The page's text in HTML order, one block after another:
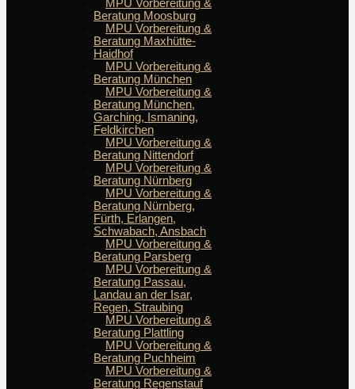
MPU Vorbereitung &
Beratung Moosburg
MPU Vorbereitung &
Beratung Maxhütte-
Haidhof
MPU Vorbereitung &
Beratung München
MPU Vorbereitung &
Beratung München,
Garching, Ismaning,
Feldkirchen
MPU Vorbereitung &
Beratung Nittendorf
MPU Vorbereitung &
Beratung Nürnberg
MPU Vorbereitung &
Beratung Nürnberg,
Fürth, Erlangen,
Schwabach, Ansbach
MPU Vorbereitung &
Beratung Parsberg
MPU Vorbereitung &
Beratung Passau,
Landau an der Isar,
Regen, Straubing
MPU Vorbereitung &
Beratung Plattling
MPU Vorbereitung &
Beratung Puchheim
MPU Vorbereitung &
Beratung Regenstauf